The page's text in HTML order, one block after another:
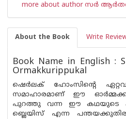
more about author സര്‍
About the Book Write
Book Name in English :
Ormakkurippukal
ഷെര്‍ലക് ഹോംസിന്റെ
സമാഹാരമാണ് ഈ
പുറത്തു വന്ന ഈ കഥയുടെ
ബ്ലെയിസ് എന്ന